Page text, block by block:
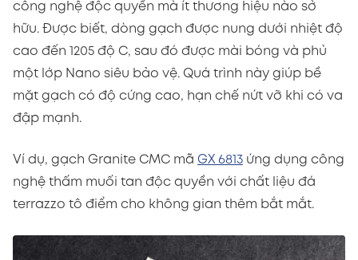
công nghệ độc quyền mà ít thương hiệu nào sở
hữu. Được biết, dòng gạch được nung dưới nhiệt độ
cao đến 1205 độ C, sau đó được mài bóng và phủ
một lớp Nano siêu bảo vệ. Quá trình này giúp bề
mặt gạch có độ cứng cao, hạn chế nứt vỡ khi có va
đập mạnh.
Ví dụ, gạch Granite CMC mã GX 6813 ứng dụng công
nghệ thấm muối tan độc quyền với chất liệu đá
terrazzo tô điểm cho không gian thêm bắt mắt.